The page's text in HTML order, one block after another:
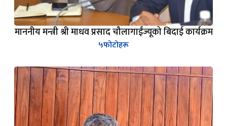
माननीय मन्त्री श्री माधव प्रसाद चौलागाईंज्यूको बिदाई कार्यक्रम
५फोटोहरू